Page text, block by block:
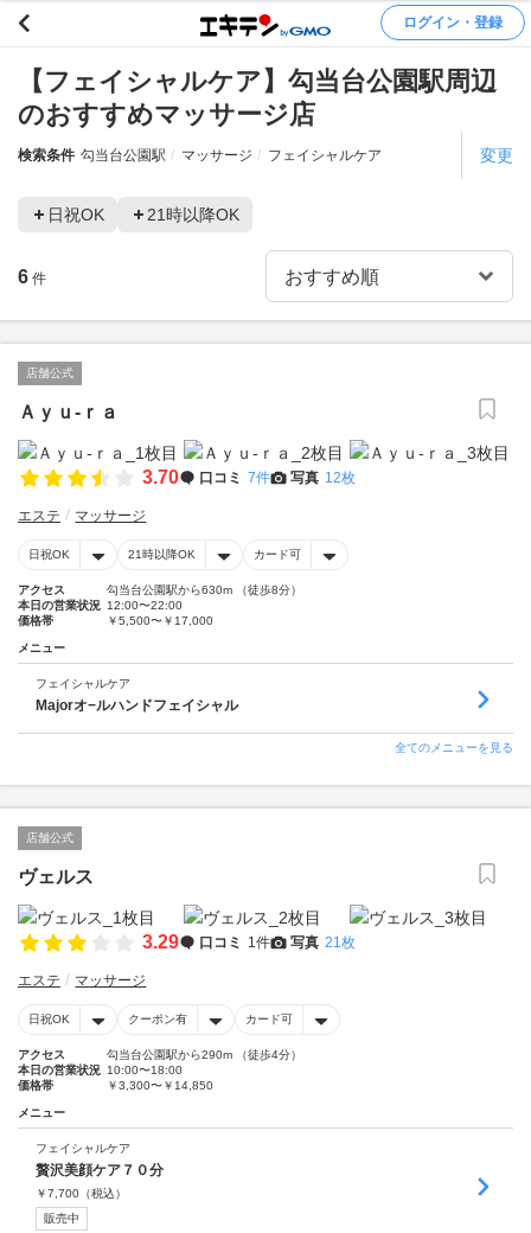
ログイン・登録
【フェイシャルケア】勾当台公園駅周辺
のおすすめマッサージ店
検索条件 勾当台公園駅 マッサージ フェイシャルケア 変更
日祝OK 21時以降OK
6 件
店舗公式
Ａｙｕ‐ｒａ
3.70 口コミ 7件 写真 12枚
エステ マッサージ
日祝OK 21時以降OK カード可
アクセス
勾当台公園駅から630m （徒歩8分）
本日の営業状況 12:00〜22:00
価格帯
￥5,500〜￥17,000
メニュー
フェイシャルケア
Majorオ−ルハンドフェイシャル
全てのメニューを見る
店舗公式
ヴェルス
3.29 口コミ 1件 写真 21枚
エステ マッサージ
日祝OK クーポン有 カード可
アクセス
勾当台公園駅から290m （徒歩4分）
本日の営業状況 10:00〜18:00
価格帯
￥3,300〜￥14,850
メニュー
フェイシャルケア
贅沢美顔ケア７０分
￥7,700 （税込）
販売中